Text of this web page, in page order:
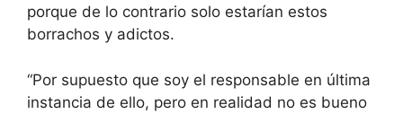
porque de lo contrario solo estarían estos
borrachos y adictos.
“Por supuesto que soy el responsable en última
instancia de ello, pero en realidad no es bueno